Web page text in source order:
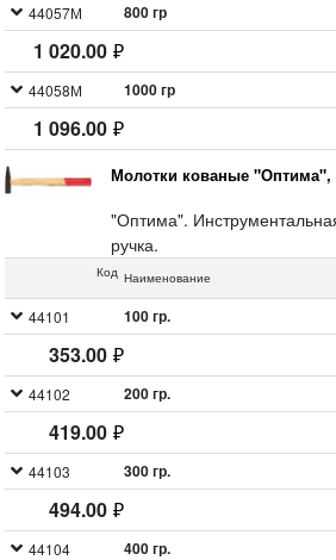
44057М 800 гр
1 020.00
44058М 1000 гр
1 096.00
Молотки кованые
"Оптима".
ручка.
Код Наименование
44101 100 гр.
353.00
44102 200 гр.
419.00
44103 300 гр.
494.00
44104 400 гр.